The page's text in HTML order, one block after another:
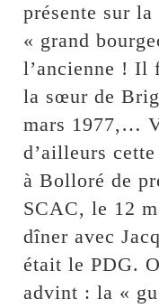
présente sur
« grand
l’ancienne ! Il
la sœur de
mars 1977,…
d’ailleurs
à Bolloré de
SCAC, le 12
dîner avec
était le PDG.
advint : la «